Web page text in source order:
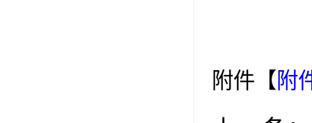
附件【 附